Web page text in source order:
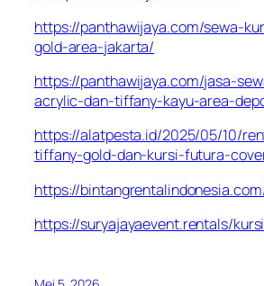
https://panthawijaya.com/sewa-
gold-area-jakarta/
https://panthawijaya.com/jasa-
acrylic-dan-tiffany-kayu-area-
https://alatpesta.id/2025/05/10/
tiffany-gold-dan-kursi-futura-
https://
https://suryajayaevent.rentals/